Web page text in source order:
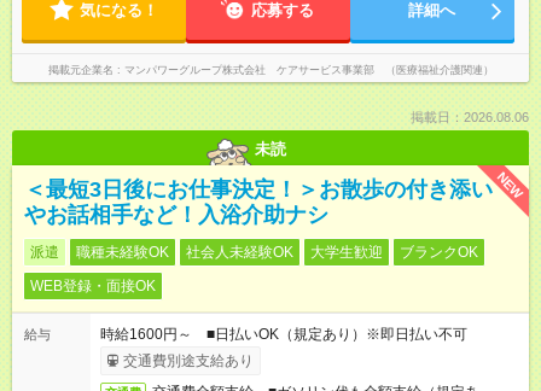
気になる！ 応募する 詳細へ
掲載元企業名 マンパワーグループ株式会社 ケアサービス事業部 （医療福祉介護関連）
掲載日：2026.08.06
未読
NEW
＜最短3日後にお仕事決定！＞お散歩の付き添い
やお話相手など！入浴介助ナシ
派遣 職種未経験OK 社会人未経験OK 大学生歓迎
ブランクOK
WEB登録・面接OK
給与
時給1600円～ ■日払いOK（規定あり）※即日払い不可
交通費別途支給あり